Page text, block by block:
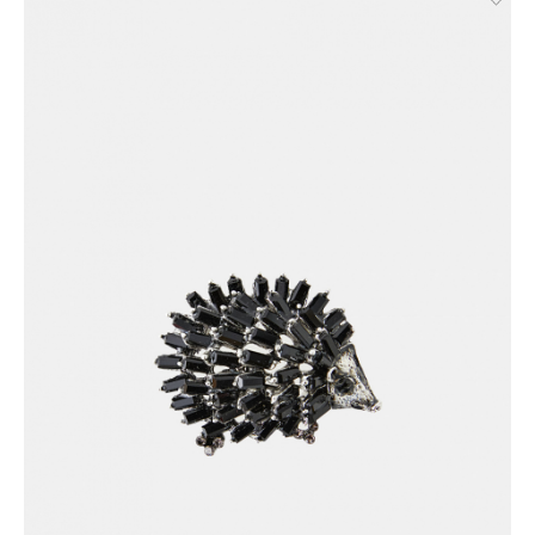
согласовать детали по доставке заказа.
Вы имеете право открыть заказ до оплаты, проверить
соответствие заказа и качество, а также примерить вещи
при выборе доставки с этой опцией. На примерку
отводится 15 минут.
Доставка не оплачивается, если товар не соответствует
данным вашего заказа (размер, цвет, комплектация) или
товар имеет внешние повреждения.
При отказе от заказа не по вине продавца стоимость